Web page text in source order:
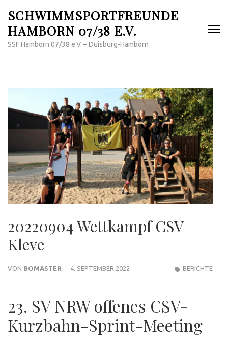
Inhalt
springen
(Enter
SCHWIMMSPORTFREUNDE
HAMBORN 07/38 E.V.
SSF Hamborn 07/38 e.V. – Duisburg-Hamborn
20220904 Wettkampf CSV
Kleve
VON BOMASTER 4. SEPTEMBER 2022 BERICHTE
23. SV NRW offenes CSV-
Kurzbahn-Sprint-Meeting